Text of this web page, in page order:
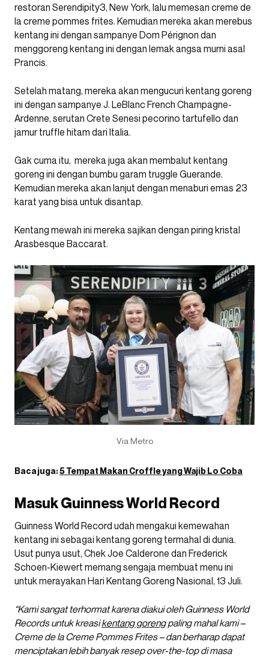
restoran Serendipity3, New York, lalu memesan creme de
la creme pommes frites. Kemudian mereka akan merebus
kentang ini dengan sampanye Dom Pérignon dan
menggoreng kentang ini dengan lemak angsa murni asal
Prancis.
Setelah matang, mereka akan mengucuri kentang goreng
ini dengan sampanye J. LeBlanc French Champagne-
Ardenne, serutan Crete Senesi pecorino tartufello dan
jamur truffle hitam dari Italia.
Gak cuma itu, mereka juga akan membalut kentang
goreng ini dengan bumbu garam truggle Guerande.
Kemudian mereka akan lanjut dengan menaburi emas 23
karat yang bisa untuk disantap.
Kentang mewah ini mereka sajikan dengan piring kristal
Arasbesque Baccarat.
Via Metro
Baca juga:5 Tempat Makan Croffle yang Wajib Lo Coba
Masuk Guinness World Record
Guinness World Record udah mengakui kemewahan
kentang ini sebagai kentang goreng termahal di dunia.
Usut punya usut, Chek Joe Calderone dan Frederick
Schoen-Kiewert memang sengaja membuat menu ini
untuk merayakan Hari Kentang Goreng Nasional, 13 Juli.
“Kami sangat terhormat karena diakui oleh Guinness World
Records untuk kreasikentang gorengpaling mahal kami –
Creme de la Creme Pommes Frites – dan berharap dapat
menciptakan lebih banyak resep over-the-top di masa